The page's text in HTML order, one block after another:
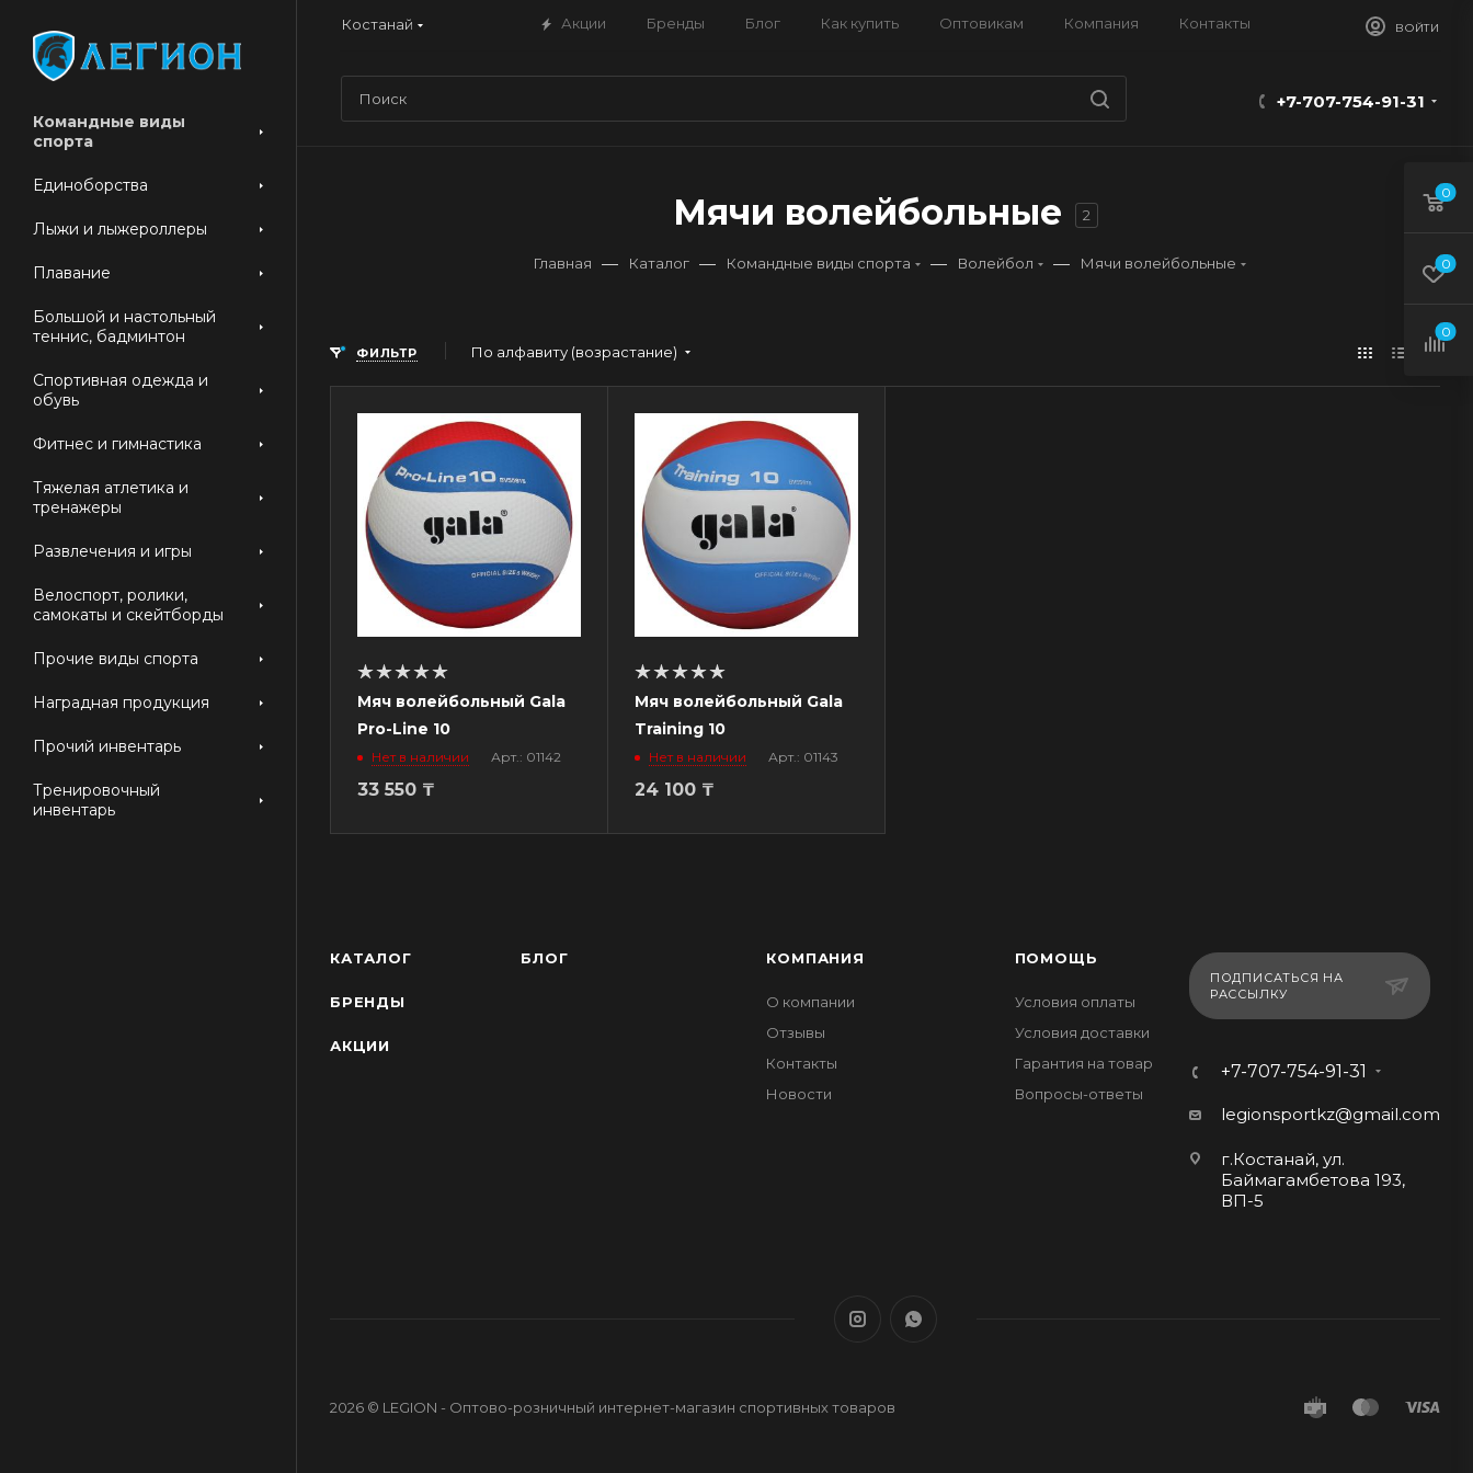
Костанай Акции Бренды Блог Как купить Оптовикам Компания Контакты ВОЙТИ
+7-707-754-91-31
Командные виды
спорта
Единоборства
Лыжи и лыжероллеры
Плавание
Большой и настольный
теннис, бадминтон
Спортивная одежда и
обувь
Фитнес и гимнастика
Тяжелая атлетика и
тренажеры
Развлечения и игры
Велоспорт, ролики,
самокаты и скейтборды
Прочие виды спорта
Наградная продукция
Прочий инвентарь
Тренировочный
инвентарь
Мячи волейбольные 2
Главная — Каталог — Командные виды спорта — Волейбол — Мячи волейбольные
ФИЛЬТР По алфавиту (возрастание)
Мяч волейбольный Gala
Pro-Line 10
Нет в наличии Арт.: 01142
33 550 ₸
Мяч волейбольный Gala
Training 10
Нет в наличии Арт.: 01143
24 100 ₸
КАТАЛОГ
БРЕНДЫ
АКЦИИ
БЛОГ КОМПАНИЯ
О компании
Отзывы
Контакты
Новости
ПОМОЩЬ
Условия оплаты
Условия доставки
Гарантия на товар
Вопросы-ответы
ПОДПИСАТЬСЯ НА
РАССЫЛКУ
+7-707-754-91-31
legionsportkz@gmail.com
г.Костанай, ул.
Баймагамбетова 193,
ВП-5
2026 © LEGION - Оптово-розничный интернет-магазин спортивных товаров
0
0
0